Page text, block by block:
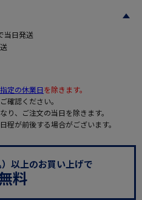
当日発送
定の休業日を除きます。
確認ください。
、ご注文の当日を除きます。
が前後する場合がございます。
以上のお買い上げで
料